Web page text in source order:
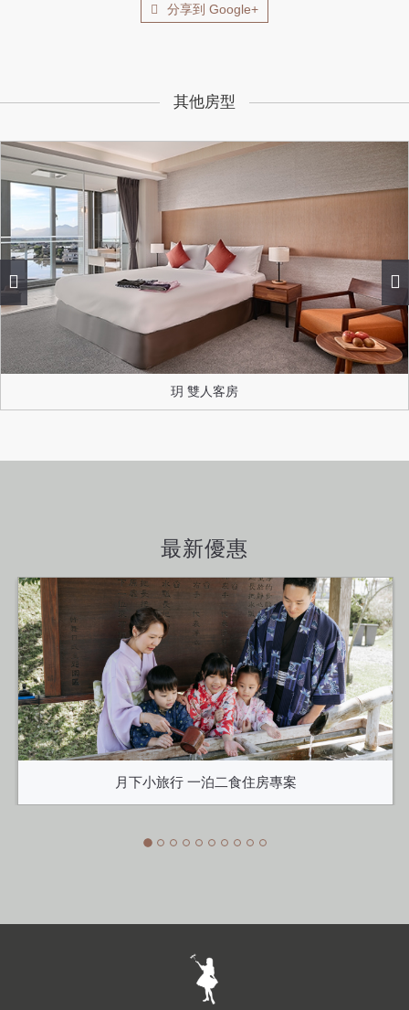
分享到 Google+
其他房型
最新優惠
月下小旅行 一泊二食住房專案